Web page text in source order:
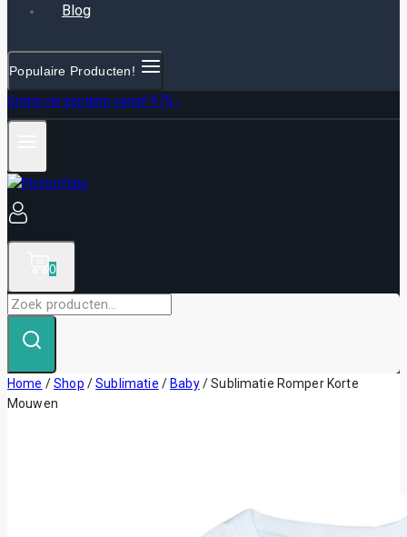
Blog
Populaire Producten!
Gratis verzending vanaf €75,-
0
Zoek
Home /Shop /Sublimatie / Baby / Sublimatie Romper Korte
Mouwen